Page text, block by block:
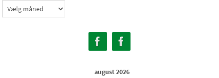
Arkiver
august 2026